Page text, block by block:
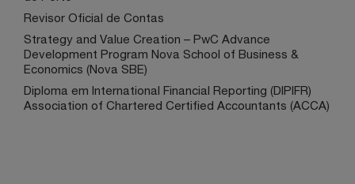
Revisor Oficial de Contas
Strategy and Value Creation – PwC Advance
Development Program Nova School of Business &
Economics (Nova SBE)
Diploma em International Financial Reporting (DIPIFR)
Association of Chartered Certified Accountants (ACCA)